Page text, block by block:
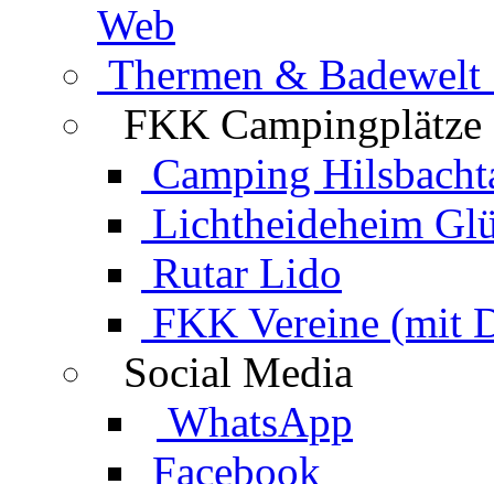
Web
Thermen & Badewelt
FKK Campingplätze
Camping
Lichtheideheim
Rutar Lido
FKK Vereine (mit
Social Media
WhatsApp
Facebook